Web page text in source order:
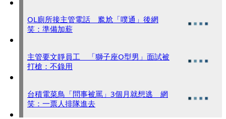
OL廁所接主管電話 尷尬「噗通」後網
笑：準備加薪
主管要文靜員工 「獅子座O型男」面試被
打槍：不錄用
台積電菜鳥「問事被罵」3個月就想逃 網
笑：一票人排隊進去